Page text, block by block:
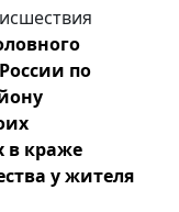
по
в краже
у жителя